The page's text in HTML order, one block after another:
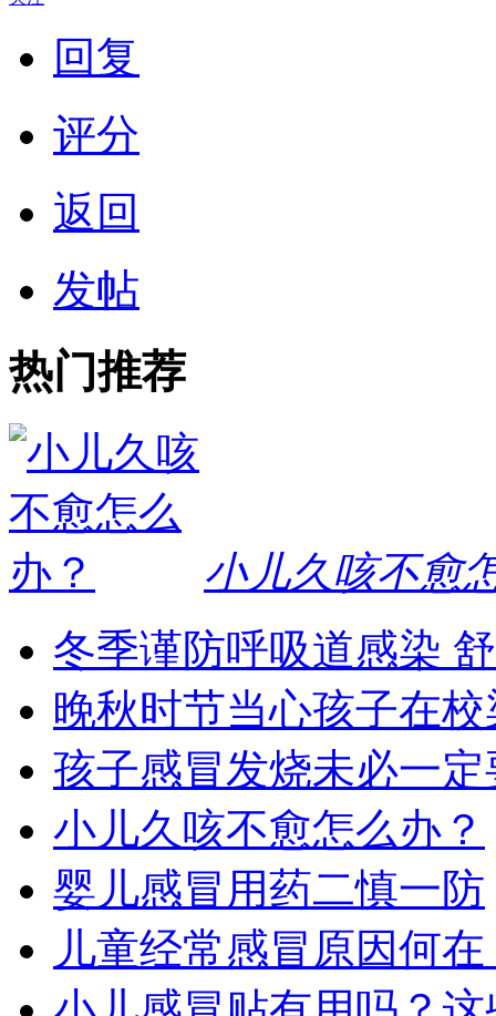
回复
评分
返回
发帖
热门推荐
小儿久咳不愈
冬季谨防呼吸道感染
晚秋时节当心孩子在
孩子感冒发烧未必一
小儿久咳不愈怎么办？
婴儿感冒用药二慎一防
儿童经常感冒原因何